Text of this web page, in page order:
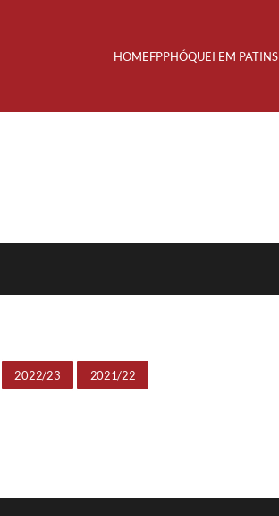
HOMEFPPHÓQUEI EM PATINS
2022/23 2021/22